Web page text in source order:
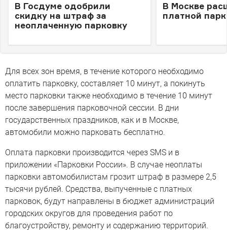
В Госдуме одобрили
скидку на штраф за
неоплаченную парковку
В Москве
платной
Для всех зон время, в течение которого необходимо
оплатить парковку, составляет 10 минут, а покинуть
место парковки также необходимо в течение 10 минут
после завершения парковочной сессии. В дни
государственных праздников, как и в Москве,
автомобили можно парковать бесплатно.
Оплата парковки производится через SMS и в
приложении «Парковки России». В случае неоплаты
парковки автомобилистам грозит штраф в размере 2,5
тысячи рублей. Средства, выпученные с платных
парковок, будут направлены в бюджет администраций
городских округов для проведения работ по
благоустройству, ремонту и содержанию территорий.